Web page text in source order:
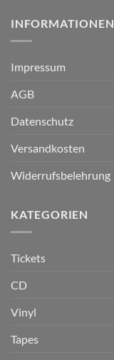
INFORMATIONEN
Impressum
AGB
Datenschutz
Versandkosten
Widerrufsbelehrung
KATEGORIEN
Tickets
CD
Vinyl
Tapes